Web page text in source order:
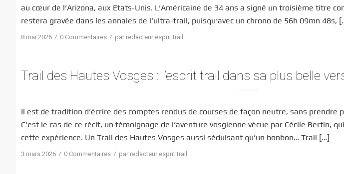
au cœur de l’Arizona, aux Etats-Unis. L’Américaine de 34 ans a signé un troisième titre
restera gravée dans les annales de l’ultra-trail, puisqu‘avec un chrono de 56h 09mn 48s,
8 mai 2026 / 0 Commentaires / par redacteur esprit trail
Trail des Hautes Vosges : l’esprit trail dans sa plus belle
Il est de tradition d’écrire des comptes rendus de courses de façon neutre, sans prendre
C’est le cas de ce récit, un témoignage de l’aventure vosgienne vécue par Cécile Bertin,
cette expérience. Un Trail des Hautes Vosges aussi séduisant qu’un bonbon… Trail […]
3 mars 2026 / 0 Commentaires / par redacteur esprit trail